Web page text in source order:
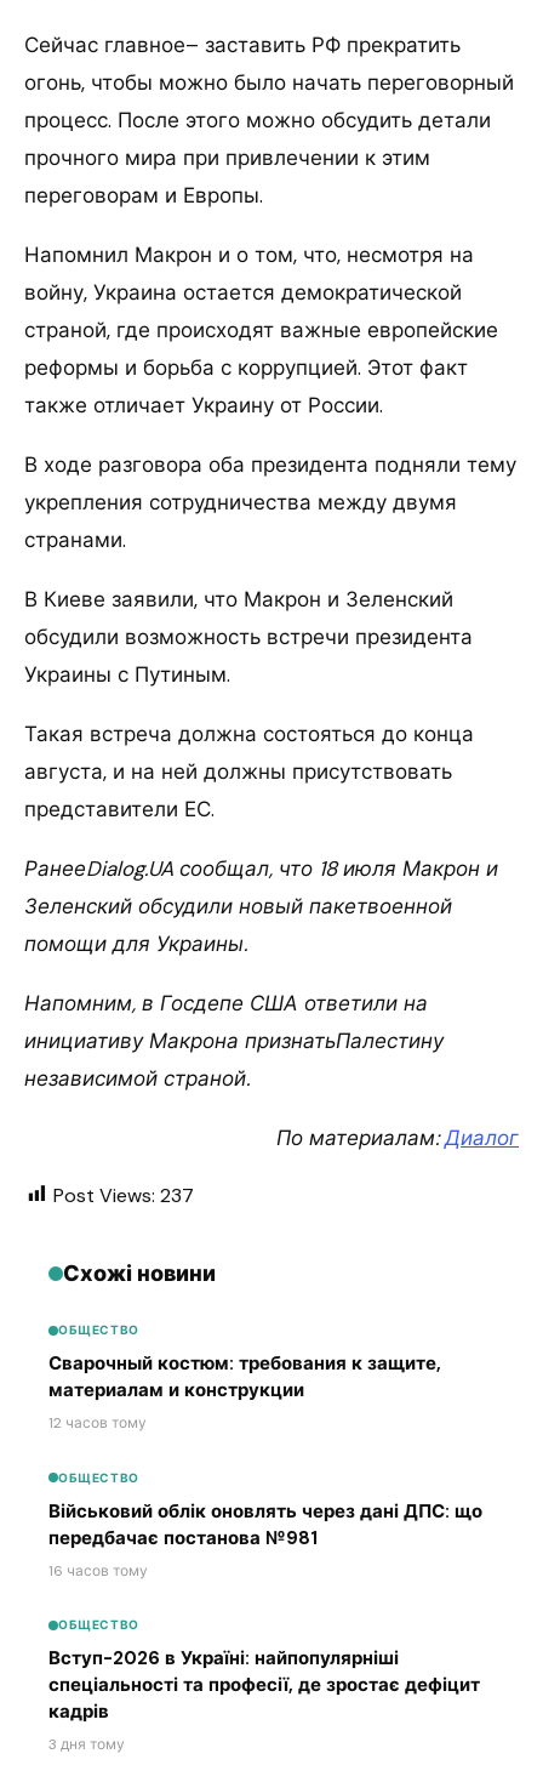
Сейчас главное– заставить РФ прекратить
огонь, чтобы можно было начать переговорный
процесс. После этого можно обсудить детали
прочного мира при привлечении к этим
переговорам и Европы.
Напомнил Макрон и о том, что, несмотря на
войну, Украина остается демократической
страной, где происходят важные европейские
реформы и борьба с коррупцией. Этот факт
также отличает Украину от России.
В ходе разговора оба президента подняли тему
укрепления сотрудничества между двумя
странами.
В Киеве заявили, что Макрон и Зеленский
обсудили возможность встречи президента
Украины с Путиным.
Такая встреча должна состояться до конца
августа, и на ней должны присутствовать
представители ЕС.
РанееDialog.UA сообщал, что 18 июля Макрон и
Зеленский обсудили новый пакетвоенной
помощи для Украины.
Напомним, в Госдепе США ответили на
инициативу Макрона признатьПалестину
независимой страной.
По материалам:Диалог
Post Views: 237
Схожі новини
ОБЩЕСТВО
Сварочный костюм: требования к защите,
материалам и конструкции
12 часов тому
ОБЩЕСТВО
Військовий облік оновлять через дані ДПС: що
передбачає постанова №981
16 часов тому
ОБЩЕСТВО
Вступ-2026 в Україні: найпопулярніші
спеціальності та професії, де зростає дефіцит
кадрів
3 дня тому